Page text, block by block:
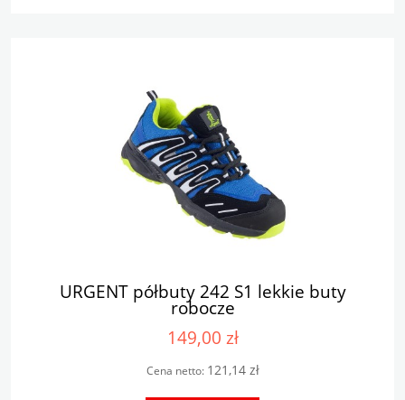
URGENT półbuty 242 S1 lekkie buty
robocze
149,00 zł
Cena netto: 121,14 zł